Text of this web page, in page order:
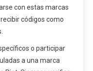
con estas marcas
códigos como
o participar
a una marca